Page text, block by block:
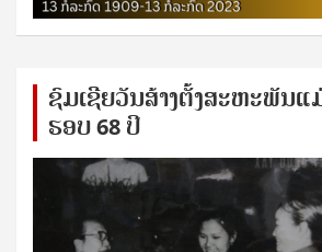
ຊົ​ມ​ເຊີຍ​ວັນ​ສ້າງ​ຕັ້ງ​ສະ​ຫະ​ພັນ​ແ
ຮອບ 68 ປິ